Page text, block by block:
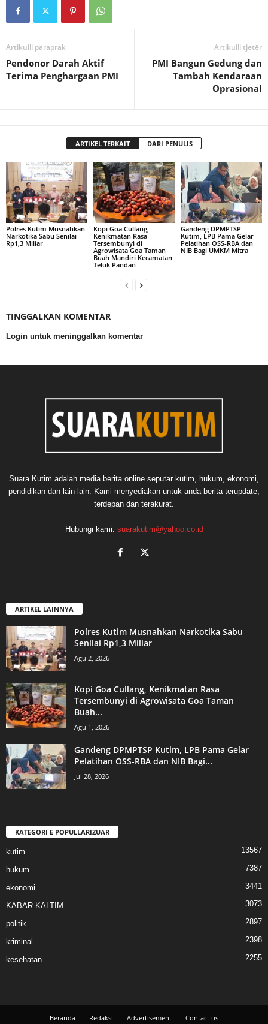
Artikulli paraprak
Pendonor Darah Aktif
Terima Penghargaan PMI
Artikulli tjetër
PMI Bangun Gedung dan
Tambah Kendaraan
Oprasional
ARTIKEL TERKAIT DARI PENULIS
Polres Kutim Musnahkan
Narkotika Sabu Senilai
Rp1,3 Miliar
Kopi Goa Cullang,
Kenikmatan Rasa
Tersembunyi di
Agrowisata Goa Taman
Buah Mandiri Kecamatan
Teluk Pandan
Gandeng DPMPTSP
Kutim, LPB Pama Gelar
Pelatihan OSS-RBA dan
NIB Bagi UMKM Mitra
TINGGALKAN KOMENTAR
Login untuk meninggalkan komentar
Suara Kutim adalah media berita online seputar kutim, hukum, ekonomi,
pendidikan dan lain-lain. Kami menyediakan untuk anda berita terupdate,
terdepan dan terakurat.
Hubungi kami: suarakutim@yahoo.co.id
ARTIKEL LAINNYA
Polres Kutim Musnahkan Narkotika Sabu
Senilai Rp1,3 Miliar
Agu 2, 2026
Kopi Goa Cullang, Kenikmatan Rasa
Tersembunyi di Agrowisata Goa Taman
Buah...
Agu 1, 2026
Gandeng DPMPTSP Kutim, LPB Pama Gelar
Pelatihan OSS-RBA dan NIB Bagi...
Jul 28, 2026
KATEGORI E POPULLARIZUAR
kutim 13567
hukum 7387
ekonomi 3441
KABAR KALTIM 3073
politik 2897
kriminal 2398
kesehatan 2255
Beranda Redaksi Advertisement Contact us